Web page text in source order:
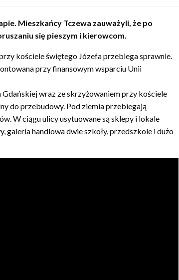
Mieszkańcy Tczewa zauważyli, że po
się pieszym i kierowcom.
kościele świętego Józefa przebiega sprawnie.
przy finansowym wsparciu Unii
wraz ze skrzyżowaniem przy kościele
do przebudowy. Pod ziemia przebiegają
W ciągu ulicy usytuowane są sklepy i lokale
galeria handlowa dwie szkoły, przedszkole i dużo